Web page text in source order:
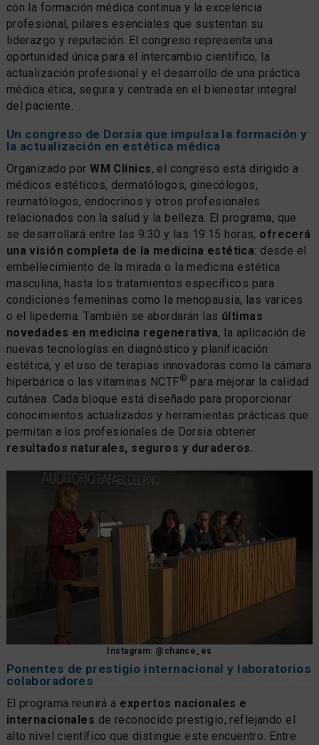
con la formación médica continua y la excelencia
profesional, pilares esenciales que sustentan su
liderazgo y reputación. El congreso representa una
oportunidad única para el intercambio científico, la
actualización profesional y el desarrollo de una práctica
médica ética, segura y centrada en el bienestar integral
del paciente.
Un congreso de Dorsia que impulsa la formación y
la actualización en estética médica
Organizado porWM Clinics, el congreso está dirigido a
médicos estéticos, dermatólogos, ginecólogos,
reumatólogos, endocrinos y otros profesionales
relacionados con la salud y la belleza. El programa, que
se desarrollará entre las 9:30 y las 19:15 horas, ofrecerá
una visión completa de la medicina estética: desde el
embellecimiento de la mirada o la medicina estética
masculina, hasta los tratamientos específicos para
condiciones femeninas como la menopausia, las varices
o el lipedema. También se abordarán las últimas
novedades en medicina regenerativa, la aplicación de
nuevas tecnologías en diagnóstico y planificación
estética, y el uso de terapias innovadoras como la cámara
hiperbárica o las vitaminas NCTF® para mejorar la calidad
cutánea. Cada bloque está diseñado para proporcionar
conocimientos actualizados y herramientas prácticas que
permitan a los profesionales de Dorsia obtener
resultados naturales, seguros y duraderos.
Instagram: @chance_es
Ponentes de prestigio internacional y laboratorios
colaboradores
El programa reunirá a expertos nacionales e
internacionales de reconocido prestigio, reflejando el
alto nivel científico que distingue este encuentro. Entre